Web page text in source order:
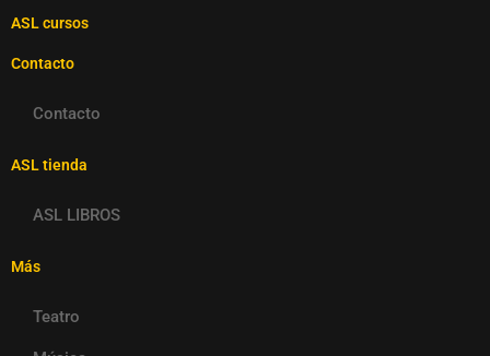
ASL cursos
Contacto
Contacto
ASL tienda
ASL LIBROS
Más
Teatro